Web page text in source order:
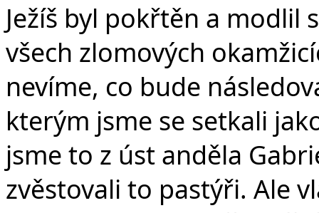
Ježíš byl pokřtěn a modlil
všech zlomových
nevíme, co bude
kterým jsme se setkali
jsme to z úst anděla
zvěstovali to pastýři. Ale